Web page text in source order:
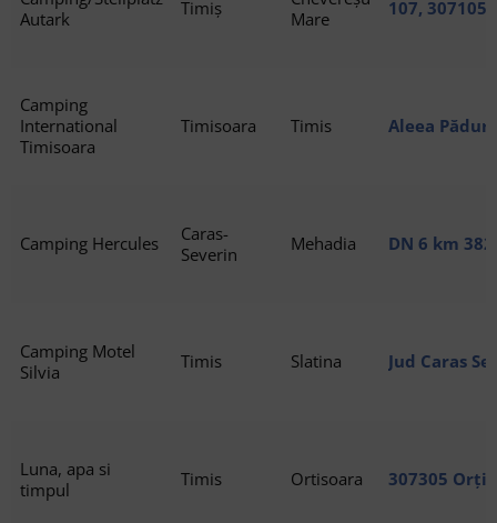
Autark
Timiș
Mare
107, 307105
Camping
International
Timisoara
Timisoara Timis Aleea
Camping Hercules
Caras-
Severin
Mehadia
DN 6 km
Camping Motel
Silvia
Timis Slatina
Jud Caras
Luna, apa si
timpul
Timis Ortisoara 307305